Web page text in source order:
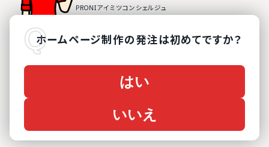
ホームページ制作の発注は初めてですか？
はい
いいえ